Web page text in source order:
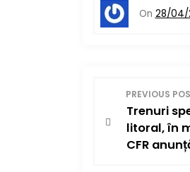
On 28/04/
a
PREVIOUS
Trenuri
litoral, în
CFR